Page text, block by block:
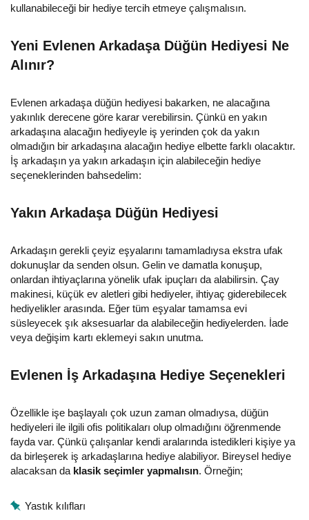
kullanabileceği bir hediye tercih etmeye çalışmalısın.
Yeni Evlenen Arkadaşa Düğün Hediyesi Ne
Alınır?
Evlenen arkadaşa düğün hediyesi bakarken, ne alacağına
yakınlık derecene göre karar verebilirsin. Çünkü en yakın
arkadaşına alacağın hediyeyle iş yerinden çok da yakın
olmadığın bir arkadaşına alacağın hediye elbette farklı olacaktır.
İş arkadaşın ya yakın arkadaşın için alabileceğin hediye
seçeneklerinden bahsedelim:
Yakın Arkadaşa Düğün Hediyesi
Arkadaşın gerekli çeyiz eşyalarını tamamladıysa ekstra ufak
dokunuşlar da senden olsun. Gelin ve damatla konuşup,
onlardan ihtiyaçlarına yönelik ufak ipuçları da alabilirsin. Çay
makinesi, küçük ev aletleri gibi hediyeler, ihtiyaç giderebilecek
hediyelikler arasında. Eğer tüm eşyalar tamamsa evi
süsleyecek şık aksesuarlar da alabileceğin hediyelerden. İade
veya değişim kartı eklemeyi sakın unutma.
Evlenen İş Arkadaşına Hediye Seçenekleri
Özellikle işe başlayalı çok uzun zaman olmadıysa, düğün
hediyeleri ile ilgili ofis politikaları olup olmadığını öğrenmende
fayda var. Çünkü çalışanlar kendi aralarında istedikleri kişiye ya
da birleşerek iş arkadaşlarına hediye alabiliyor. Bireysel hediye
alacaksan da klasik seçimler yapmalısın. Örneğin;
Yastık kılıfları